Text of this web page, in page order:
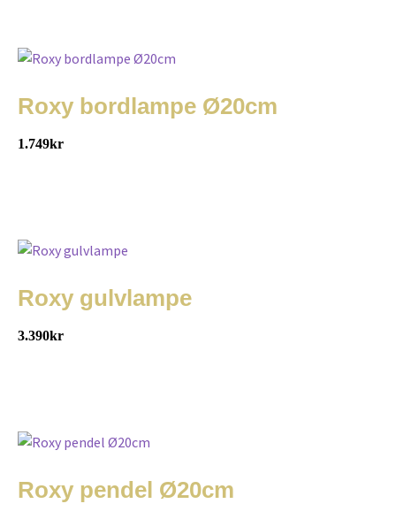
Roxy bordlampe Ø20cm
1.749kr
Roxy gulvlampe
3.390kr
Roxy pendel Ø20cm